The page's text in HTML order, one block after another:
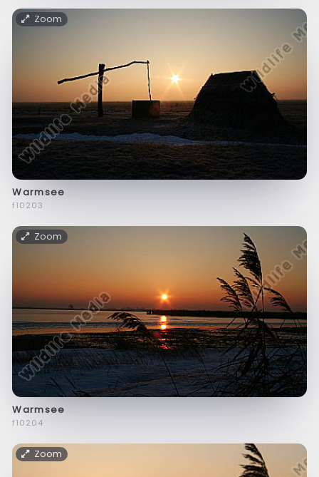
Zoom
Warmsee
f10203
Zoom
Warmsee
f10204
Zoom